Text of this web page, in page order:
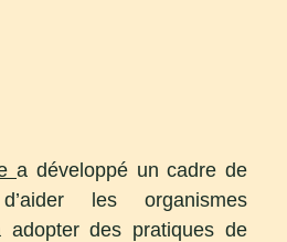
a développé un cadre de
les organismes
adopter des pratiques de